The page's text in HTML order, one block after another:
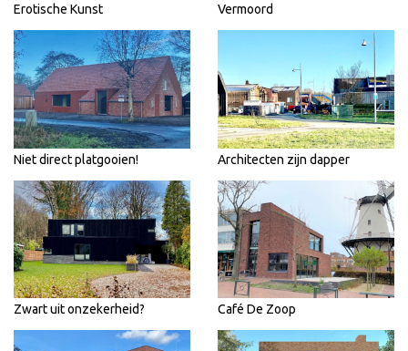
Erotische Kunst Vermoord
Niet direct platgooien! Architecten zijn dapper
Zwart uit onzekerheid? Café De Zoop